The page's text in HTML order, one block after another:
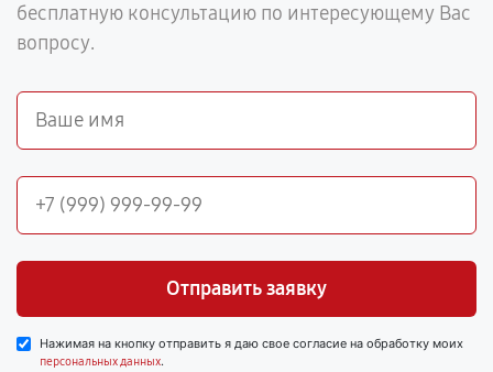
бесплатную консультацию по интересующему Вас
вопросу.
Отправить заявку
Нажимая на кнопку отправить я даю свое согласие на обработку моих
персональных данных.